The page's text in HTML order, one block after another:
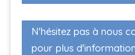
N'hésitez pas à nous
pour plus